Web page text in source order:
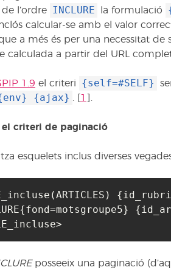
l’ordre
INCLURE la formulació
calcular-se amb el valor
a més és per una necessitat de
calculada a partir del URL
1.9 el criteri {self=#SELF}
{ajax} 1
el criteri de paginació
esquelets inclus diverses
posseeix una paginació